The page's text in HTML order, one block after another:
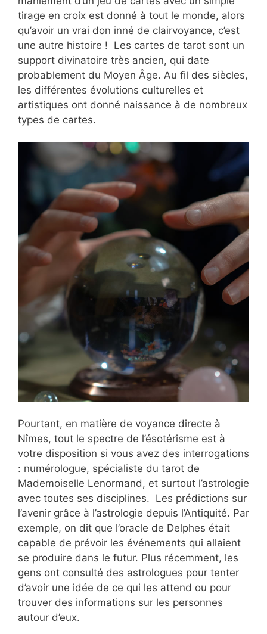
tirage en croix est donné à tout le monde, alors
qu’avoir un vrai don inné de clairvoyance, c’est
une autre histoire ! Les cartes de tarot sont un
support divinatoire très ancien, qui date
probablement du Moyen Âge. Au fil des siècles,
les différentes évolutions culturelles et
artistiques ont donné naissance à de nombreux
types de cartes.
Pourtant, en matière de voyance directe à
Nîmes, tout le spectre de l’ésotérisme est à
votre disposition si vous avez des interrogations
: numérologue, spécialiste du tarot de
Mademoiselle Lenormand, et surtout l’astrologie
avec toutes ses disciplines. Les prédictions sur
l’avenir grâce à l’astrologie depuis l’Antiquité. Par
exemple, on dit que l’oracle de Delphes était
capable de prévoir les événements qui allaient
se produire dans le futur. Plus récemment, les
gens ont consulté des astrologues pour tenter
d’avoir une idée de ce qui les attend ou pour
trouver des informations sur les personnes
autour d’eux.